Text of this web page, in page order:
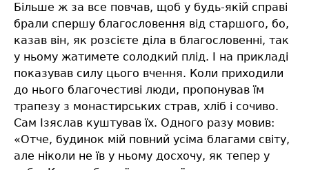
Більше ж за все повчав, щоб у будь-якій справі
брали спершу благословення від старшого, бо,
казав він, як розсієте діла в благословенні, так
у ньому жатимете солодкий плід. І на прикладі
показував силу цього вчення. Коли приходили
до нього благочестиві люди, пропонував їм
трапезу з монастирських страв, хліб і сочиво.
Сам Ізяслав куштував їх. Одного разу мовив:
«Отче, будинок мій повний усіма благами світу,
але ніколи не їв у ньому досхочу, як тепер у